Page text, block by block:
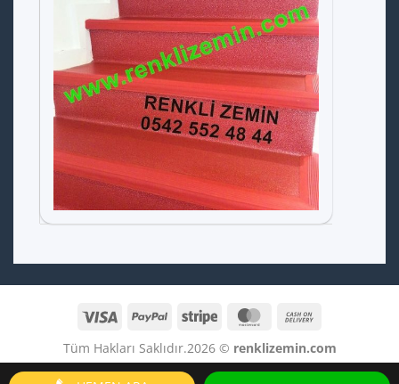
Visa PayPal Stripe MasterCard
Delivery
Tüm Hakları Saklıdır.2026 © renklizemin.com